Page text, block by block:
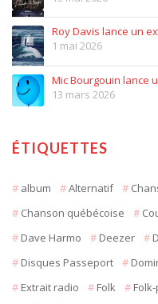
Roy Davis lance un
1 mai 2026
Mic Bourgouin lance
13 mars 2026
ÉTIQUETTES
album Alternatif
Chanson québécoise
Dave Harmo
Deezer
Disques Passeport
Extrait radio
Folk